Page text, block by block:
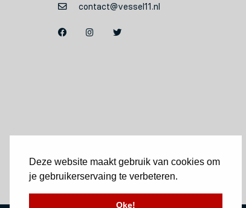
Deze website maakt gebruik van cookies om
je gebruikerservaing te verbeteren.
Oke!
contact@vessel11.nl